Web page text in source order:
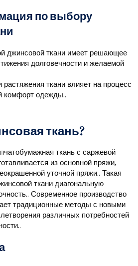
по выбору
джинсовой ткани имеет решающее
долговечности и желаемой
ткани влияет на процесс
комфорт одежды..
ткань?
ткань с саржевой
из основной пряжи,
уточной пряжи.. Такая
ткани диагональную
Современное производство
традиционные методы с новыми
различных потребностей